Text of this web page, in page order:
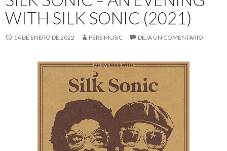
WITH SILK SONIC (2021)
14 DE ENERO DE 2022 PERSIMUSIC DEJA UN COMENTARIO